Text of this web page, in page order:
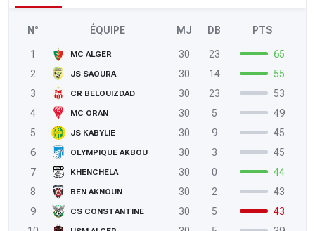
N° ÉQUIPE MJ DB PTS
1 MC ALGER 30 23
65
2
JS SAOURA 30 14
55
3
CR BELOUIZDAD 30 23
53
4
MC ORAN 30 5
49
5
JS KABYLIE 30 9
45
6
OLYMPIQUE AKBOU 30 3
45
7
KHENCHELA 30 0
44
8
BEN AKNOUN 30 2
43
9
CS CONSTANTINE 30 5
43